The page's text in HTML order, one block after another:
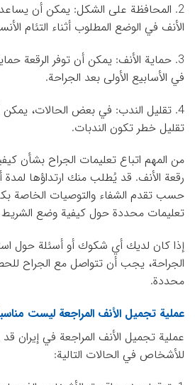
2. المحافظة على الشكل: يمكن أن
الأنف في الوضع المطلوب أثناء التئام
3. حماية الأنف: يمكن أن توفر الرقعة
في الأسابيع الأولى بعد الجراحة.
4. تقليل الندب: في بعض الحالات،
تقليل خطر تكون الندبات.
من المهم اتباع تعليمات الجراح بشأن
رقعة الأنف. قد يُطلب منك ارتداؤها لمدة
حسب تقدم الشفاء والتوصيات الخاصة
تعليمات محددة حول كيفية وضع الشريط
إذا كان لديك أي شكوك أو أسئلة حول
الجراحة، يجب أن تتواصل مع الجراح
محددة.
عملية تجميل الأنف المراجعة ليست
عملية تجميل الأنف المراجعة في إيران
للأشخاص في الحالات التالية: